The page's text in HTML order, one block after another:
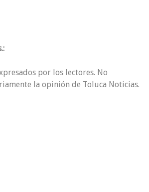
por los lectores. No
la opinión de Toluca Noticias.